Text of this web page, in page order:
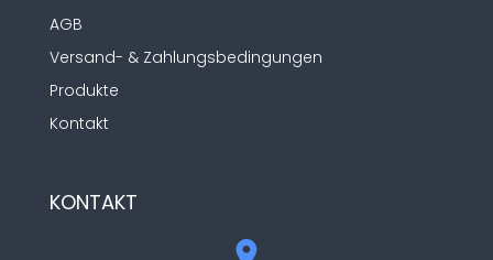
AGB
Versand- & Zahlungsbedingungen
Produkte
Kontakt
KONTAKT